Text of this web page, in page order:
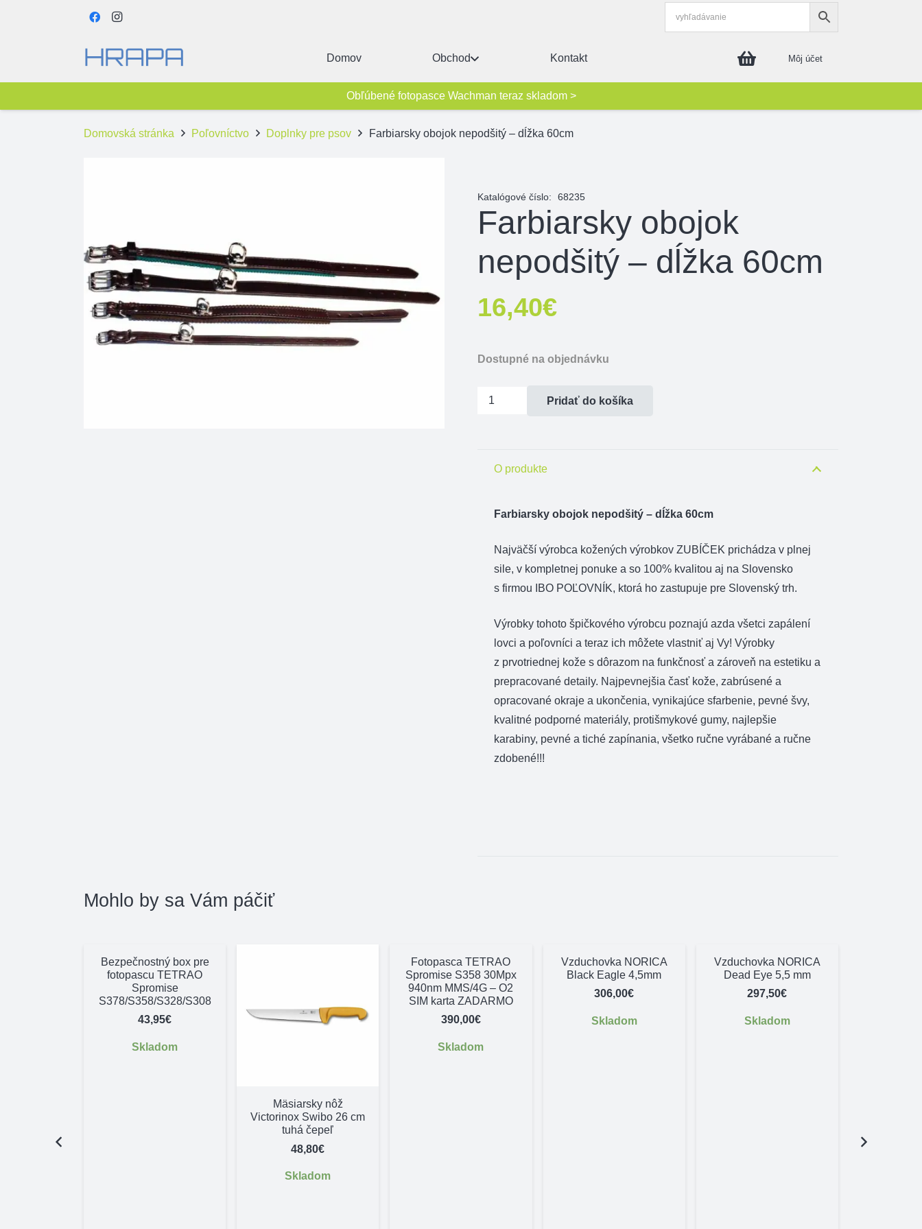
Domov Obchod Kontakt Môj účet
Obľúbené fotopasce Wachman teraz skladom >
Domovská stránka Poľovníctvo Doplnky pre psov Farbiarsky obojok nepodšitý – dĺžka 60cm
Katalógové číslo: 68235
Farbiarsky obojok
nepodšitý – dĺžka 60cm
16,40€
Dostupné na objednávku
množstvo
60cm
Pridať do košíka
O produkte
Farbiarsky obojok nepodšitý – dĺžka 60cm
Najväčší výrobca kožených výrobkov ZUBÍČEK prichádza v plnej
sile, v kompletnej ponuke a so 100% kvalitou aj na Slovensko
s firmou IBO POĽOVNÍK, ktorá ho zastupuje pre Slovenský trh.
Výrobky tohoto špičkového výrobcu poznajú azda všetci zapálení
lovci a poľovníci a teraz ich môžete vlastniť aj Vy! Výrobky
z prvotriednej kože s dôrazom na funkčnosť a zároveň na estetiku a
prepracované detaily. Najpevnejšia časť kože, zabrúsené a
opracované okraje a ukončenia, vynikajúce sfarbenie, pevné švy,
kvalitné podporné materiály, protišmykové gumy, najlepšie
karabiny, pevné a tiché zapínania, všetko ručne vyrábané a ručne
zdobené!!!
Mohlo by sa Vám páčiť
Bezpečnostný box pre
fotopascu TETRAO
Spromise
S378/S358/S328/S308
43,95€
Skladom
Mäsiarsky nôž
Victorinox Swibo 26 cm
tuhá čepeľ
48,80€
Skladom
Fotopasca TETRAO
Spromise S358 30Mpx
940nm MMS/4G – O2
SIM karta ZADARMO
390,00€
Skladom
Vzduchovka NORICA
Black Eagle 4,5mm
306,00€
Skladom
Vzduchovka NORICA
Dead Eye 5,5 mm
297,50€
Skladom